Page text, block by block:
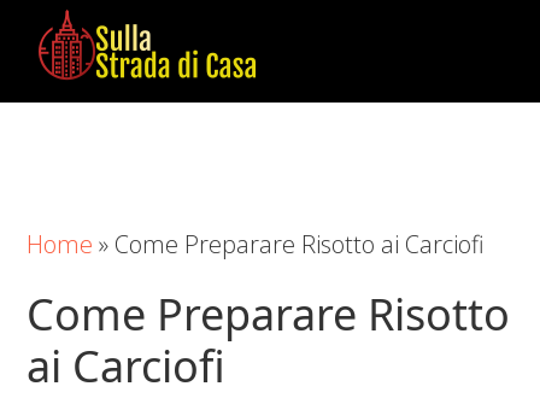
main
primary
footer
Sulla
in
Home » Come Preparare Risotto ai Carciofi
Come Preparare Risotto
ai Carciofi